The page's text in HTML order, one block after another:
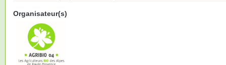
Organisateur(s)